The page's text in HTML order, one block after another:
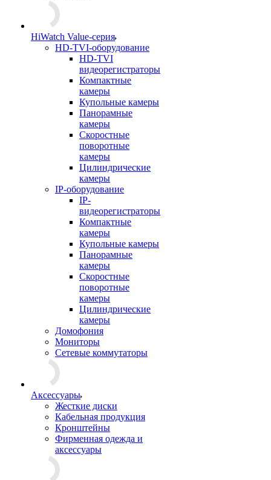
HiWatch Value-серия
HD-TVI-оборудование
HD-TVI
видеорегистраторы
Компактные
камеры
Купольные камеры
Панорамные
камеры
Скоростные
поворотные
камеры
Цилиндрические
камеры
IP-оборудование
IP-
видеорегистраторы
Компактные
камеры
Купольные камеры
Панорамные
камеры
Скоростные
поворотные
камеры
Цилиндрические
камеры
Домофония
Мониторы
Сетевые коммутаторы
Аксессуары
Жесткие диски
Кабельная продукция
Кронштейны
Фирменная одежда и
аксессуары